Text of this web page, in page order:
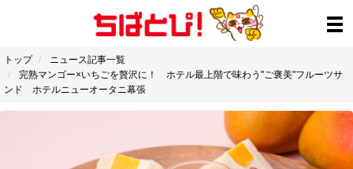
トップ
ニュース記事一覧
完熟マンゴー×いちごを贅沢に！ ホテル最上階で味わう"ご褒美"フルーツサ
ンド ホテルニューオータニ幕張